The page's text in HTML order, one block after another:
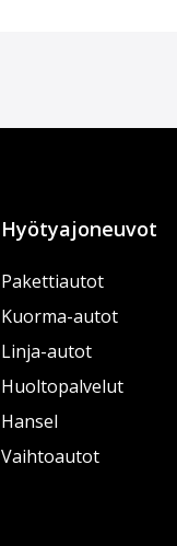
Hyötyajoneuvot
Pakettiautot
Kuorma-autot
Linja-autot
Huoltopalvelut
Hansel
Vaihtoautot